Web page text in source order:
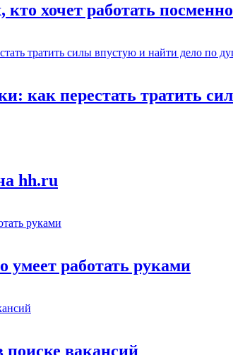
кто хочет работать посменно
как перестать тратить
hh.ru
умеет работать руками
вакансий